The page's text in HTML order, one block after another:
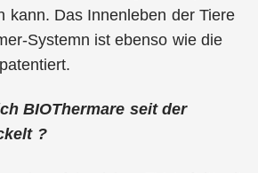
kann. Das Innenleben der Tiere
Systemn ist ebenso wie die
BIOThermare seit der
?